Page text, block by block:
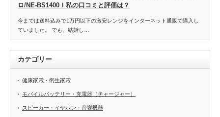
ロ/NE-BS1400！私の口コミと評価は？
今までは送料込みで1万円以下の激安レンジをインターネット通販で購入し
ていました。 でも、結婚し…
カテゴリー
健康家電・衛生家電
モバイルバッテリー・充電器（チャージャー）
スピーカー・イヤホン・音響機器